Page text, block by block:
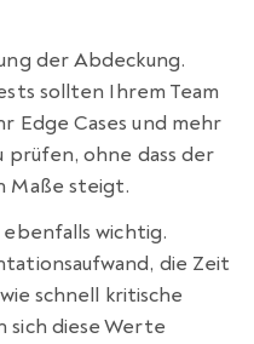
der Abdeckung.
sollten Ihrem Team
Edge Cases und mehr
prüfen, ohne dass der
Maße steigt.
wichtig.
die Zeit
schnell kritische
sich diese Werte